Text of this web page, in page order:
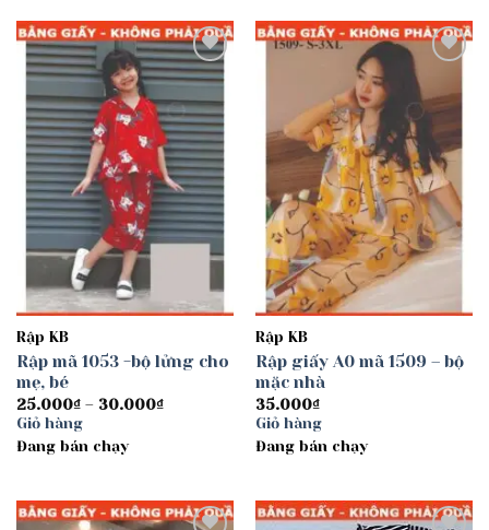
Add to
Rập KB
Rập mã 1053 -bộ lửng cho
mẹ, bé
25.000₫ – 30.000₫Khoảng
Giỏ hàng
Đang bán chạy
Add to
wishlist
Rập KB
Rập giấy A0 mã 1509 – bộ
mặc nhà
35.000₫
Giỏ hàng
Đang bán chạy